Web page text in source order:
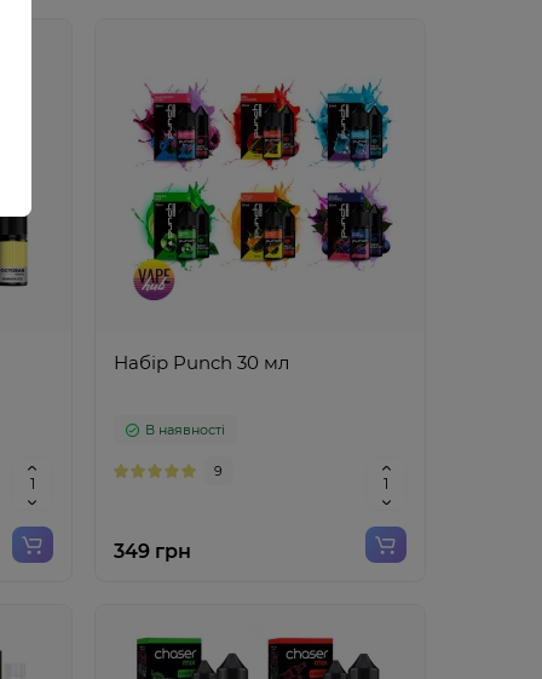
Набір Punch 30 мл
В наявності
9
349 грн